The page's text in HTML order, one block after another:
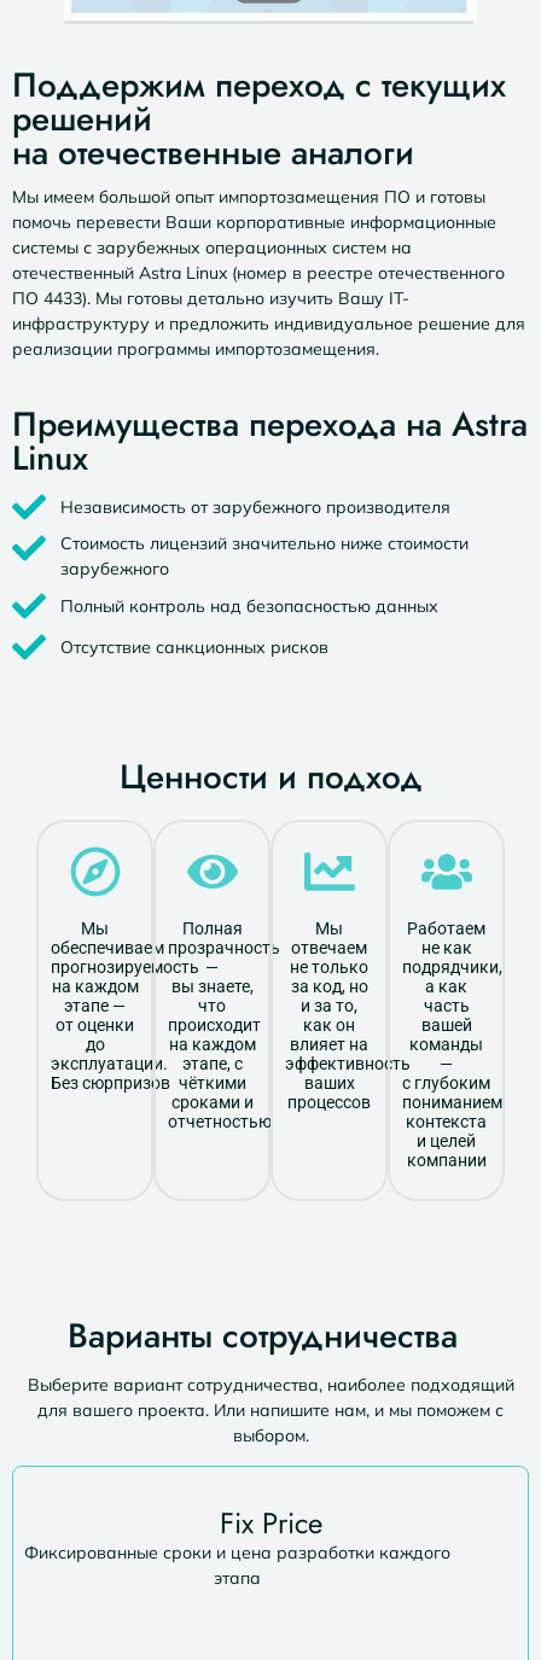
Поддержим переход с текущих
решений
на отечественные аналоги
Мы имеем большой опыт импортозамещения ПО и готовы
помочь перевести Ваши корпоративные информационные
системы с зарубежных операционных систем на
отечественный Astra Linux (номер в реестре отечественного
ПО 4433). Мы готовы детально изучить Вашу IT-
инфраструктуру и предложить индивидуальное решение для
реализации программы импортозамещения.
Преимущества перехода на Astra
Linux
Независимость от зарубежного производителя
Стоимость лицензий значительно ниже стоимости
зарубежного
Полный контроль над безопасностью данных
Отсутствие санкционных рисков
Ценности и подход
Мы
обеспечиваем
прогнозируемость
на каждом
этапе —
от оценки
до
эксплуатации.
Без сюрпризов
Полная
прозрачность
—
вы знаете,
что
происходит
на каждом
этапе, с
чёткими
сроками и
отчетностью
Мы
отвечаем
не только
за код, но
и за то,
как он
влияет на
эффективность
ваших
процессов
Работаем
не как
подрядчики,
а как
часть
вашей
команды
—
с глубоким
пониманием
контекста
и целей
компании
Варианты сотрудничества
Выберите вариант сотрудничества, наиболее подходящий
для вашего проекта. Или напишите нам, и мы поможем с
выбором.
Fix Price
Фиксированные сроки и цена разработки каждого
этапа